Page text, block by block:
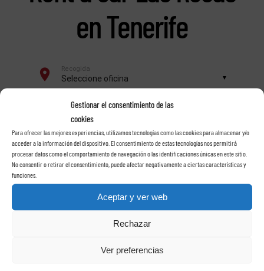
Gestionar el consentimiento de las
cookies
Para ofrecer las mejores experiencias, utilizamos tecnologías como las cookies para almacenar y/o
acceder a la información del dispositivo. El consentimiento de estas tecnologías nos permitirá
procesar datos como el comportamiento de navegación o las identificaciones únicas en este sitio.
No consentir o retirar el consentimiento, puede afectar negativamente a ciertas características y
funciones.
Aceptar y ver web
Rechazar
Ver preferencias
en Tenerife